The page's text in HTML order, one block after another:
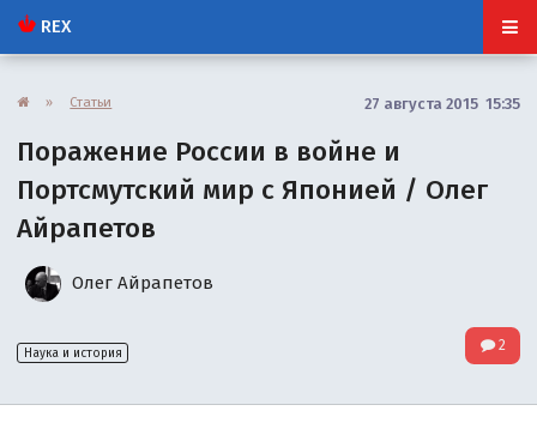
REX
» Статьи 27 августа 2015 15:35
Поражение России в войне и
Портсмутский мир с Японией / Олег
Айрапетов
Олег Айрапетов
Наука и история 2